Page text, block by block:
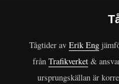
Tågtider av Erik Eng
från Trafikverket &
ursprungskällan är